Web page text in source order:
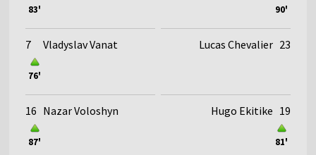
83'
7 Vladyslav Vanat
76'
16 Nazar Voloshyn
87'
90'
Lucas Chevalier 23
81'
Hugo Ekitike 19